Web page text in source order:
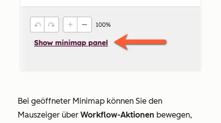
Bei geöffneter Minimap können Sie den
Mauszeiger über Workflow-Aktionen bewegen,